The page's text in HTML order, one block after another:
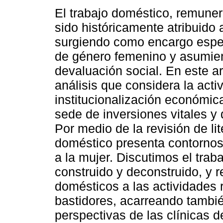
El trabajo doméstico,
sido históricamente atribuido
surgiendo como encargo
de género femenino y
devaluación social. En este
análisis que considera la
institucionalización
sede de inversiones vitales
Por medio de la revisión de
doméstico presenta
a la mujer. Discutimos el
construido y deconstruido, y
domésticos a las actividades
bastidores, acarreando
perspectivas de las clínicas